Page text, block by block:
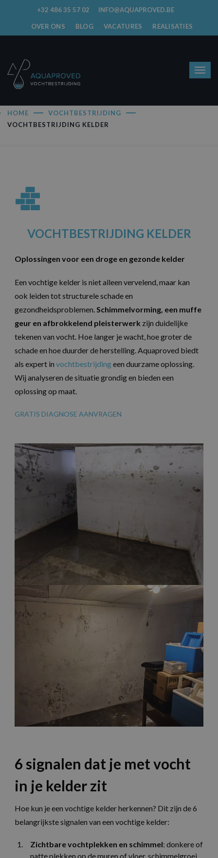
+32 486 35 57 02 INFO@AQUAPROVED.BE
OVER ONS BLOG VACATURES REALISATIES
HOME
VOCHTBESTRIJDING
VOCHTBESTRIJDING KELDER
VOCHTBESTRIJDING KELDER
Oplossingen voor een droge en gezonde kelder
Een vochtige kelder is niet alleen vervelend, maar kan
ook leiden tot structurele schade en
gezondheidsproblemen.Schimmelvorming, een muffe
geur en afbrokkelend pleisterwerk zijn duidelijke
tekenen van vocht. Hoe langer je wacht, hoe groter de
schade en hoe duurder de herstelling. Aquaproved biedt
als expert in vochtbestrijdingeen duurzame oplossing.
Wij analyseren de situatie grondig en bieden een
oplossing op maat.
GRATIS DIAGNOSE AANVRAGEN
6 signalen dat je met vocht
in je kelder zit
Hoe kun je een vochtige kelder herkennen? Dit zijn de 6
belangrijkste signalen van een vochtige kelder:
Zichtbare vochtplekken en schimmel: donkere of
natte plekken op de muren of vloer, schimmelgroei